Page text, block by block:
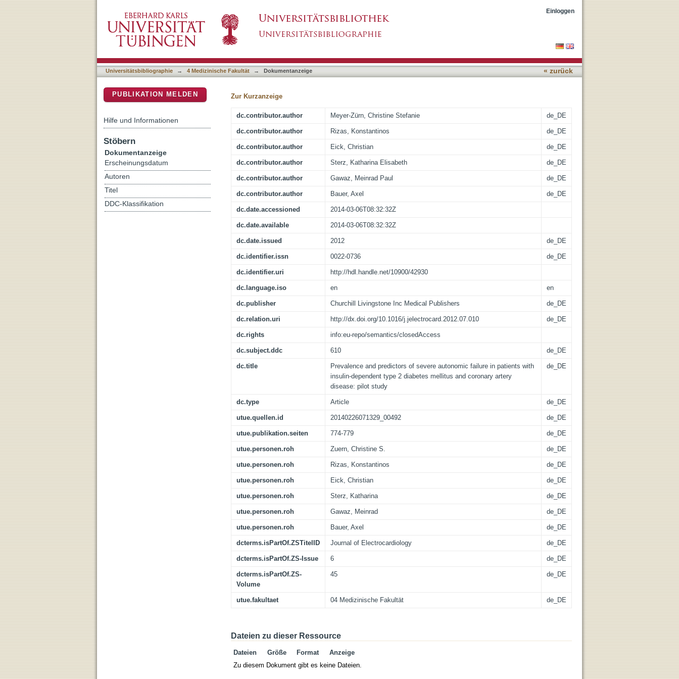
Prevalence and predictors of severe autonomic failure in patients with insulin-dependent type 2
diabetes mellitus and coronary artery disease: pilot study
Einloggen
Universitätsbibliographie → 4 Medizinische Fakultät → Dokumentanzeige « zurück
Zur Kurzanzeige
dc.contributor.author Meyer-Zürn, Christine Stefanie de_DE
dc.contributor.author Rizas, Konstantinos de_DE
dc.contributor.author Eick, Christian de_DE
dc.contributor.author Sterz, Katharina Elisabeth de_DE
dc.contributor.author Gawaz, Meinrad Paul de_DE
dc.contributor.author Bauer, Axel de_DE
dc.date.accessioned 2014-03-06T08:32:32Z
dc.date.available 2014-03-06T08:32:32Z
dc.date.issued 2012 de_DE
dc.identifier.issn 0022-0736 de_DE
dc.identifier.uri http://hdl.handle.net/10900/42930
dc.language.iso en en
dc.publisher Churchill Livingstone Inc Medical Publishers de_DE
dc.relation.uri http://dx.doi.org/10.1016/j.jelectrocard.2012.07.010 de_DE
dc.rights info:eu-repo/semantics/closedAccess
dc.subject.ddc 610 de_DE
dc.title
Prevalence and predictors of severe autonomic failure in patients with
insulin-dependent type 2 diabetes mellitus and coronary artery
disease: pilot study
de_DE
dc.type Article de_DE
utue.quellen.id 20140226071329_00492 de_DE
utue.publikation.seiten 774-779 de_DE
utue.personen.roh Zuern, Christine S. de_DE
utue.personen.roh Rizas, Konstantinos de_DE
utue.personen.roh Eick, Christian de_DE
utue.personen.roh Sterz, Katharina de_DE
utue.personen.roh Gawaz, Meinrad de_DE
utue.personen.roh Bauer, Axel de_DE
dcterms.isPartOf.ZSTitelID Journal of Electrocardiology de_DE
dcterms.isPartOf.ZS-Issue 6 de_DE
dcterms.isPartOf.ZS-
Volume
45 de_DE
utue.fakultaet 04 Medizinische Fakultät de_DE
Dateien zu dieser Ressource
Dateien Größe Format
Anzeige
Zu diesem Dokument gibt es keine Dateien.
PUBLIKATION MELDEN
Hilfe und Informationen
Stöbern
Dokumentanzeige
Erscheinungsdatum
Autoren
Titel
DDC-Klassifikation